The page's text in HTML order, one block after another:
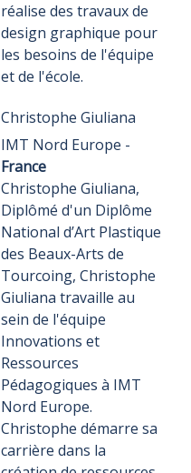
réalise des travaux de
design graphique pour
les besoins de l'équipe
et de l'école.
Christophe Giuliana
IMT Nord Europe -
France
Christophe Giuliana,
Diplômé d'un Diplôme
National d’Art Plastique
des Beaux-Arts de
Tourcoing, Christophe
Giuliana travaille au
sein de l'équipe
Innovations et
Ressources
Pédagogiques à IMT
Nord Europe.
Christophe démarre sa
carrière dans la